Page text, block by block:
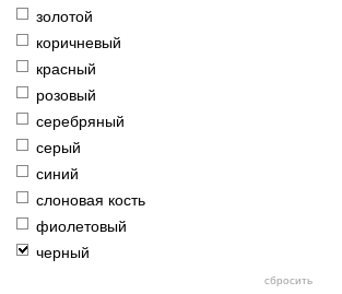
золотой
коричневый
красный
розовый
серебряный
серый
синий
слоновая кость
фиолетовый
черный